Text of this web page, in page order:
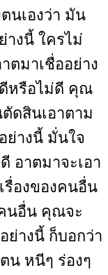
นเองว่า มัน
างนี้ ใครไม่
ตมาเชื่ออย่าง
หรือไม่ดี คุณ
ดสินเอาตาม
ย่างนี้ มั่นใจ
อาตมาจะเอา
รื่องของคนอื่น
นอื่น คุณจะ
ย่างนี้ ก็บอกว่า
น หนีๆ ร่องๆ